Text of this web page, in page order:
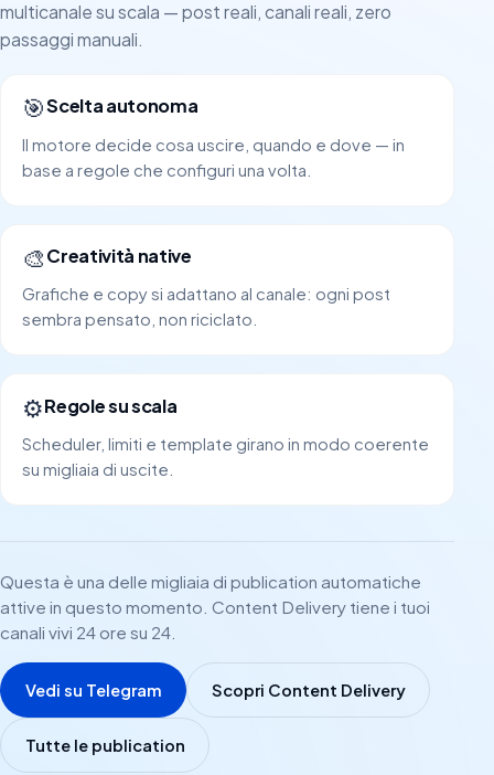
multicanale su scala — post reali, canali reali, zero
passaggi manuali.
🎯Scelta autonoma
Il motore decide cosa uscire, quando e dove — in
base a regole che configuri una volta.
🎨Creatività native
Grafiche e copy si adattano al canale: ogni post
sembra pensato, non riciclato.
⚙️Regole su scala
Scheduler, limiti e template girano in modo coerente
su migliaia di uscite.
Questa è una delle migliaia di publication automatiche
attive in questo momento. Content Delivery tiene i tuoi
canali vivi 24 ore su 24.
Vedi su Telegram Scopri Content Delivery
Tutte le publication